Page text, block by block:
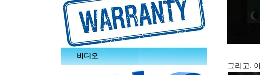
비디오
그리고,